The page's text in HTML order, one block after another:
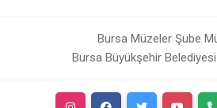
Bursa Müzeler Şube
Bursa Büyükşehir